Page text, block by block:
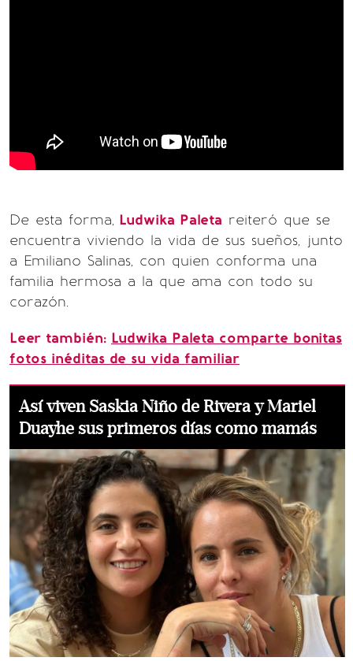
De esta forma, Ludwika Paleta reiteró que se
encuentra viviendo la vida de sus sueños, junto
a Emiliano Salinas, con quien conforma una
familia hermosa a la que ama con todo su
corazón.
Leer también: Ludwika Paleta comparte bonitas
fotos inéditas de su vida familiar
Así viven Saskia Niño de Rivera y Mariel
Duayhe sus primeros días como mamás